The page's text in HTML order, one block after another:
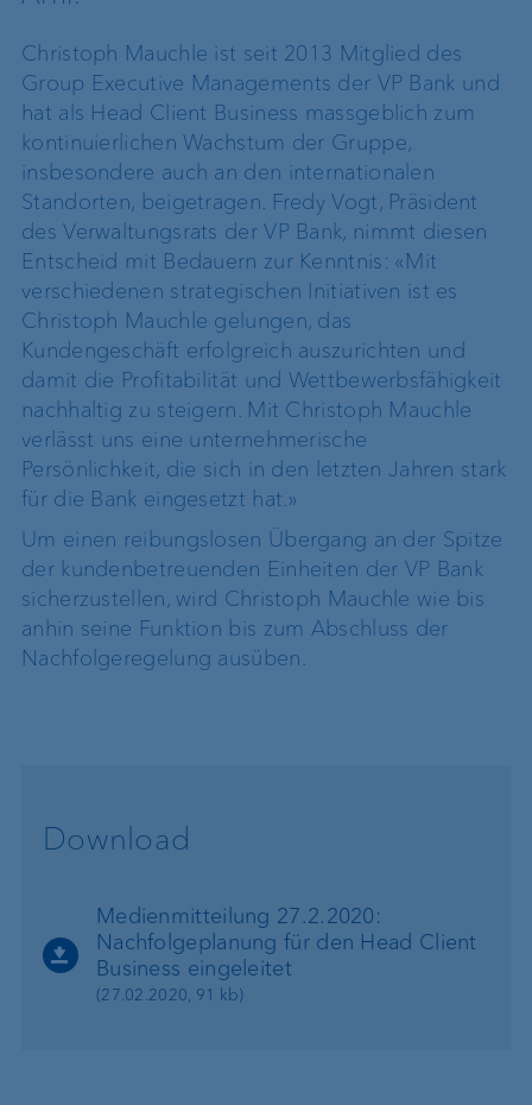
Christoph Mauchle ist seit 2013 Mitglied des
Group Executive Managements der VP Bank und
hat als Head Client Business massgeblich zum
kontinuierlichen Wachstum der Gruppe,
insbesondere auch an den internationalen
Standorten, beigetragen. Fredy Vogt, Präsident
des Verwaltungsrats der VP Bank, nimmt diesen
Entscheid mit Bedauern zur Kenntnis: «Mit
verschiedenen strategischen Initiativen ist es
Christoph Mauchle gelungen, das
Kundengeschäft erfolgreich auszurichten und
damit die Profitabilität und Wettbewerbsfähigkeit
nachhaltig zu steigern. Mit Christoph Mauchle
verlässt uns eine unternehmerische
Persönlichkeit, die sich in den letzten Jahren stark
für die Bank eingesetzt hat.»
Um einen reibungslosen Übergang an der Spitze
der kundenbetreuenden Einheiten der VP Bank
sicherzustellen, wird Christoph Mauchle wie bis
anhin seine Funktion bis zum Abschluss der
Nachfolgeregelung ausüben.
Download
Medienmitteilung 27.2.2020:
Nachfolgeplanung für den Head Client
Business eingeleitet
(27.02.2020, 91 kb)